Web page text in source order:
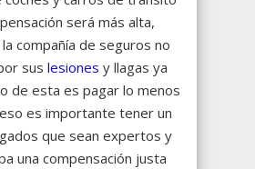
será más alta,
compañía de seguros no
sus lesiones y llagas ya
de esta es pagar lo menos
es importante tener un
que sean expertos y
una compensación justa